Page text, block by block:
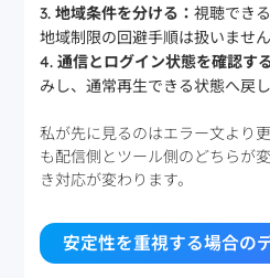
地域条件を分ける：視聴でき
地域制限の回避手順は扱いません
通信とログイン状態を確認す
みし、通常再生できる状態へ戻し
私が先に見るのはエラー文より
も配信側とツール側のどちらが
き対応が変わります。
安定性を重視する場合の